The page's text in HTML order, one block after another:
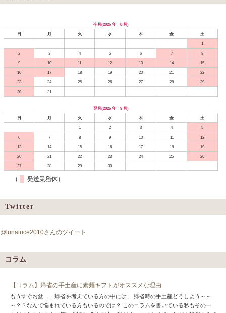
今月(2026 年 8 月)
日
月 火 水 木 金
土
1
2
3 4 5 6 7
8
9
10 11 12 13 14
15
16
17 18 19 20 21
22
23
24 25 26 27 28
29
30
31
翌月(2026 年 9 月)
日
月 火 水 木 金
土
1
2 3 4
5
6
7 8 9 10 11
12
13
14 15 16 17 18
19
20
21 22 23 24 25
26
27
28 29 30
（ 発送業務休）
Twitter
@lunaluce2010さんのツイート
コラム
【コラム】帰省の手土産に素麺ギフトがオススメな理由
もうすぐお盆…、帰省を考えている方の中には、 帰省時の手土産どうしよう～～
～？？なんて悩まれている方もいるのでは？ このコラムを書いている私もその一